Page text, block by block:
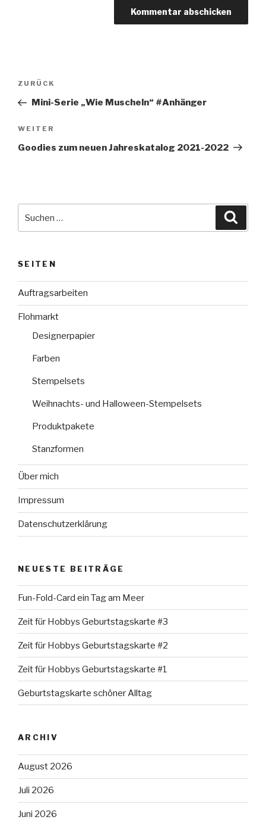
Beitragsnavigation
Vorheriger
Beitrag
ZURÜCK
Mini-Serie „Wie Muscheln“ #Anhänger
Nächster
Beitrag
WEITER
Goodies zum neuen Jahreskatalog 2021-2022
nach:
SEITEN
Auftragsarbeiten
Flohmarkt
Designerpapier
Farben
Stempelsets
Weihnachts- und Halloween-Stempelsets
Produktpakete
Stanzformen
Über mich
Impressum
Datenschutzerklärung
NEUESTE BEITRÄGE
Fun-Fold-Card ein Tag am Meer
Zeit für Hobbys Geburtstagskarte #3
Zeit für Hobbys Geburtstagskarte #2
Zeit für Hobbys Geburtstagskarte #1
Geburtstagskarte schöner Alltag
ARCHIV
August 2026
Juli 2026
Juni 2026